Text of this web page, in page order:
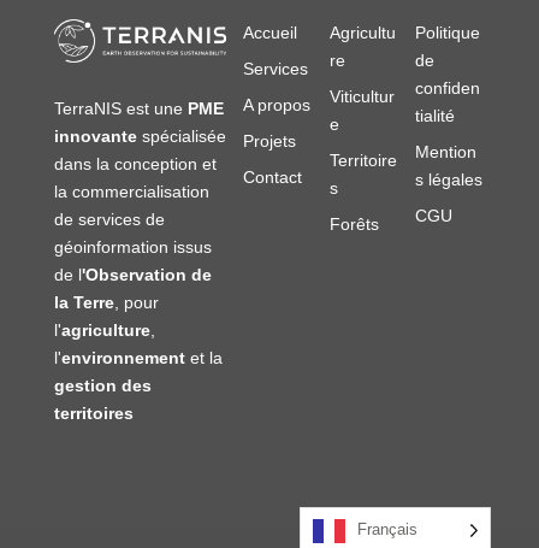
TerraNIS est une PME
innovantespécialisée
dans la conception et
la commercialisation
de services de
géoinformation issus
de l'Observation de
la Terre, pour
l'agriculture,
l'environnementet la
gestion des
territoires
Accueil
Services
A propos
Projets
Contact
Agricultu
re
Viticultur
e
Territoire
s
Forêts
Politique
de
confiden
tialité
Mention
s légales
CGU
Français